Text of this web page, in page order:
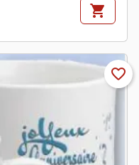
shopping_cart
favorite_border